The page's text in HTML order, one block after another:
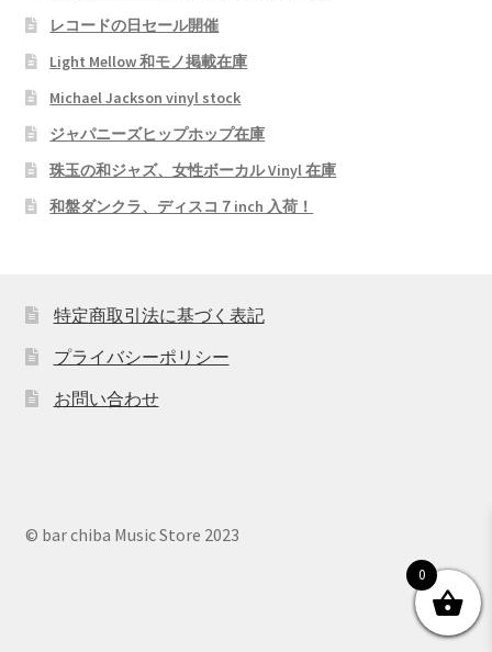
レコードの日セール開催
Light Mellow 和モノ掲載在庫
Michael Jackson vinyl stock
ジャパニーズヒップホップ在庫
珠玉の和ジャズ、女性ボーカル Vinyl 在庫
和盤ダンクラ、ディスコ７inch 入荷！
特定商取引法に基づく表記
プライバシーポリシー
お問い合わせ
© bar chiba Music Store 2023
0